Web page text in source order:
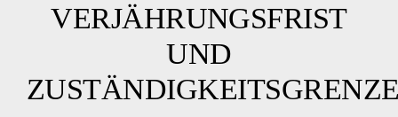
VERJÄHRUNGSFRIST
UND